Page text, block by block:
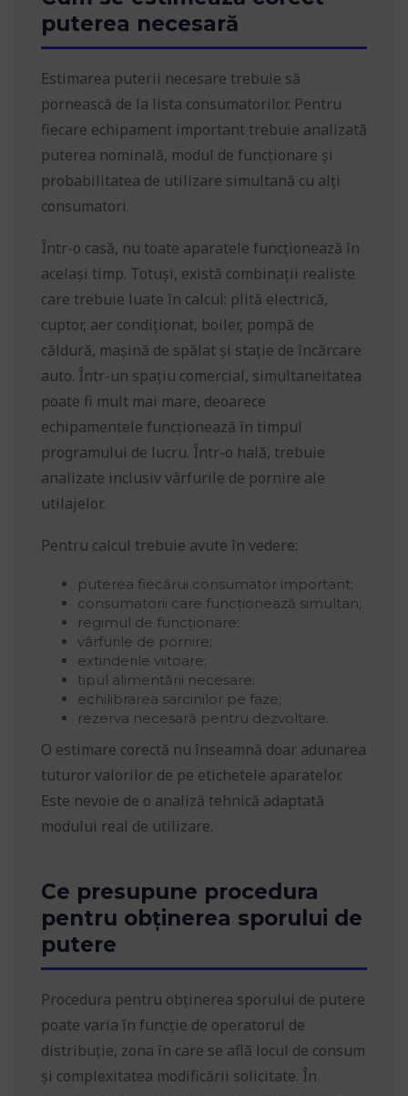
puterea necesară
Estimarea puterii necesare trebuie să
pornească de la lista consumatorilor. Pentru
fiecare echipament important trebuie analizată
puterea nominală, modul de funcționare și
probabilitatea de utilizare simultană cu alți
consumatori.
Într-o casă, nu toate aparatele funcționează în
același timp. Totuși, există combinații realiste
care trebuie luate în calcul: plită electrică,
cuptor, aer condiționat, boiler, pompă de
căldură, mașină de spălat și stație de încărcare
auto. Într-un spațiu comercial, simultaneitatea
poate fi mult mai mare, deoarece
echipamentele funcționează în timpul
programului de lucru. Într-o hală, trebuie
analizate inclusiv vârfurile de pornire ale
utilajelor.
Pentru calcul trebuie avute în vedere:
puterea fiecărui consumator important;
consumatorii care funcționează simultan;
regimul de funcționare;
vârfurile de pornire;
extinderile viitoare;
tipul alimentării necesare;
echilibrarea sarcinilor pe faze;
rezerva necesară pentru dezvoltare.
O estimare corectă nu înseamnă doar adunarea
tuturor valorilor de pe etichetele aparatelor.
Este nevoie de o analiză tehnică adaptată
modului real de utilizare.
Ce presupune procedura
pentru obținerea sporului de
putere
Procedura pentru obținerea sporului de putere
poate varia în funcție de operatorul de
distribuție, zona în care se află locul de consum
și complexitatea modificării solicitate. În